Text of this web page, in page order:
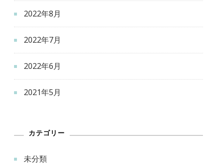
2022年8月
2022年7月
2022年6月
2021年5月
カテゴリー
未分類